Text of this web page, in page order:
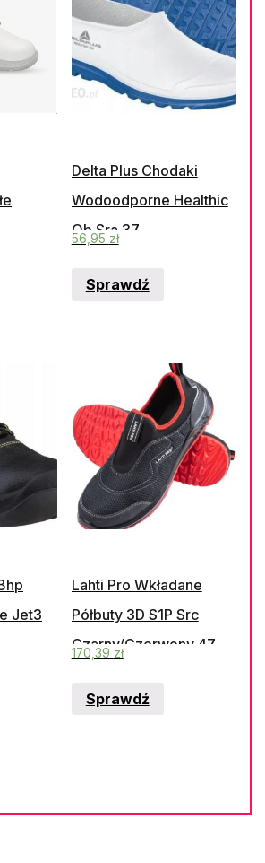
Delta Plus Chodaki
Wodoodporne Healthic
Ob Sra 37
56,95 zł
Sprawdź
Jet3
Lahti Pro Wkładane
Półbuty 3D S1P Src
Czarny/Czerwony 47
170,39 zł
Sprawdź